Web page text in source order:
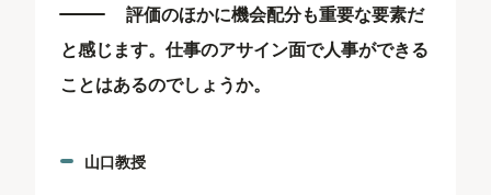
評価のほかに機会配分も重要な要素だ
と感じます。仕事のアサイン面で人事ができる
ことはあるのでしょうか。
山口教授